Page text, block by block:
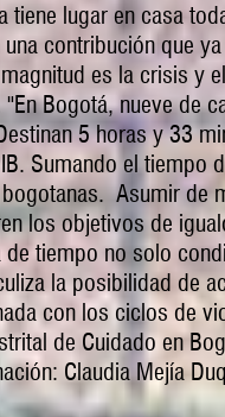
tiene lugar en casa
contribución que
es la crisis y
Bogotá, nueve de
5 horas y 33
Sumando el tiempo
Asumir de
los objetivos de
tiempo no solo
la posibilidad de
con los ciclos de
de Cuidado en
Claudia Mejía